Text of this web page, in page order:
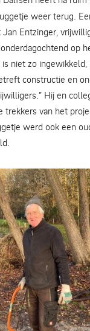
weer terug.
Entzinger,
op
is niet zo
constructie en
Hij en
trekkers van het
werd ook een